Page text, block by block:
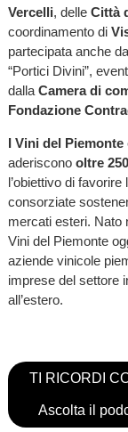
Vercelli, delle Città
coordinamento di
partecipata anche da
“Portici Divini”,
dalla Camera di
Fondazione
I Vini del Piemonte
aderisconooltre
l’obiettivo di
consorziate
mercati esteri. Nato
Vini del Piemonte
aziende vinicole
imprese del settore
all’estero.
TI RICORDI
Ascolta il